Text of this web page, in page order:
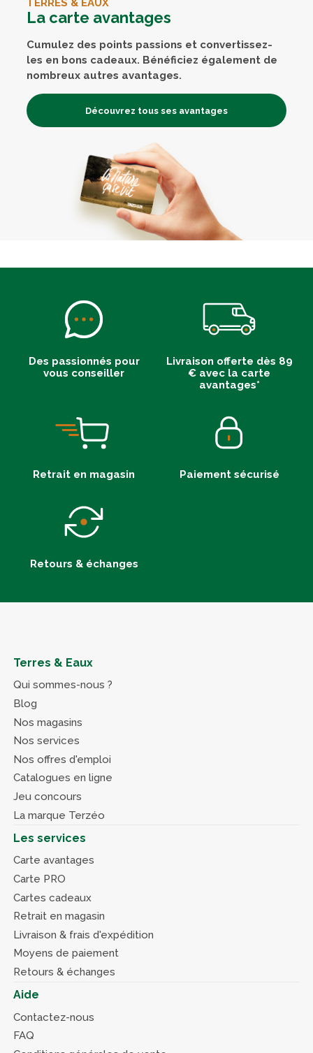
TERRES & EAUX
La carte avantages
Cumulez des points passions et convertissez-
les en bons cadeaux. Bénéficiez également de
nombreux autres avantages.
Découvrez tous ses avantages
Des passionnés pour
vous conseiller
Livraison offerte dès 89
€ avec la carte
avantages*
Retrait en magasin Paiement sécurisé
Retours & échanges
Terres & Eaux
Qui sommes-nous ?
Blog
Nos magasins
Nos services
Nos offres d'emploi
Catalogues en ligne
Jeu concours
La marque Terzéo
Les services
Carte avantages
Carte PRO
Cartes cadeaux
Retrait en magasin
Livraison & frais d'expédition
Moyens de paiement
Retours & échanges
Aide
Contactez-nous
FAQ